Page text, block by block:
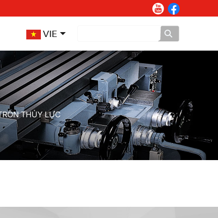
VIE
THỦY LỰC